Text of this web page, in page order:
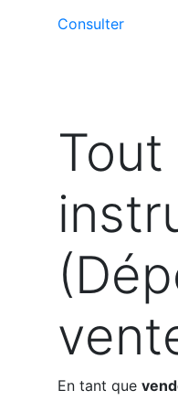
Consulter
Tout
En tant que